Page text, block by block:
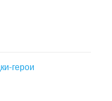
герои